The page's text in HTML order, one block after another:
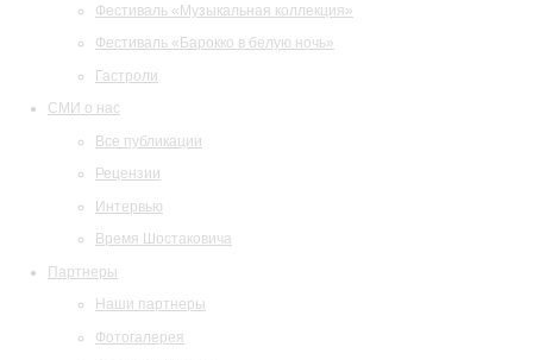
Фестиваль «Музыкальная коллекция»
Фестиваль «Барокко в белую ночь»
Гастроли
СМИ о нас
Все публикации
Рецензии
Интервью
Время Шостаковича
Партнеры
Наши партнеры
Фотогалерея